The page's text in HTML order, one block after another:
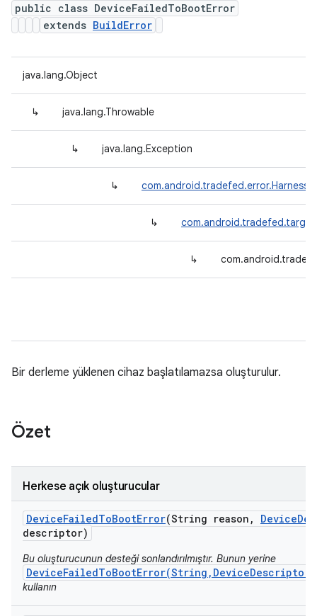
public class DeviceFailedToBootError
extends BuildError
java.lang.Object
↳ java.lang.Throwable
↳ java.lang.Exception
↳
↳
↳
Bir derleme yüklenen cihaz başlatılamazsa oluşturulur.
Özet
Herkese açık oluşturucular
DeviceFailedToBootError(String reason , Device
descriptor)
Bu oluşturucunun desteği sonlandırılmıştır. Bunun yerine
kullanın